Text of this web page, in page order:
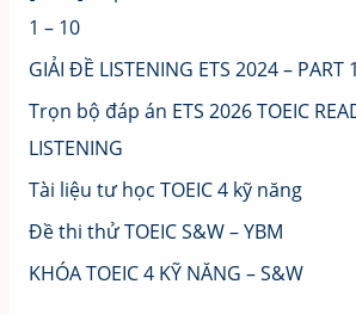
1 – 10
GIẢI ĐỀ LISTENING ETS 2024 – PART
Trọn bộ đáp án ETS 2026 TOEIC
LISTENING
Tài liệu tư học TOEIC 4 kỹ năng
Đề thi thử TOEIC S&W – YBM
KHÓA TOEIC 4 KỸ NĂNG – S&W